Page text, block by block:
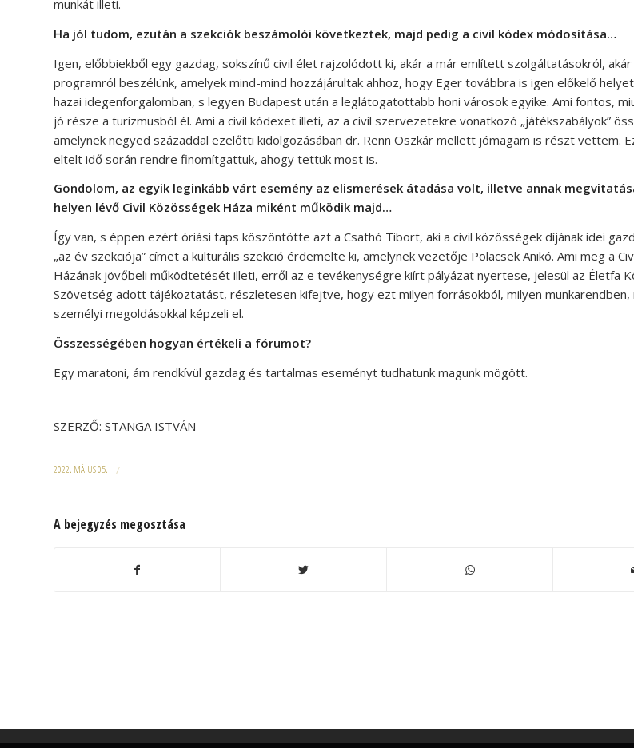
munkát illeti.
Ha jól tudom, ezután a szekciók beszámolói következtek, majd pedig a civil kódex módosítása…
Igen, előbbiekből egy gazdag, sokszínű civil élet rajzolódott ki, akár a már említett szolgáltatásokról, akár
programról beszélünk, amelyek mind-mind hozzájárultak ahhoz, hogy Eger továbbra is igen előkelő
hazai idegenforgalomban, s legyen Budapest után a leglátogatottabb honi városok egyike. Ami fontos,
jó része a turizmusból él. Ami a civil kódexet illeti, az a civil szervezetekre vonatkozó „játékszabályok”
amelynek negyed századdal ezelőtti kidolgozásában dr. Renn Oszkár mellett jómagam is részt vettem.
eltelt idő során rendre finomítgattuk, ahogy tettük most is.
Gondolom, az egyik leginkább várt esemény az elismerések átadása volt, illetve annak
helyen lévő Civil Közösségek Háza miként működik majd…
Így van, s éppen ezért óriási taps köszöntötte azt a Csathó Tibort, aki a civil közösségek díjának idei
„az év szekciója” címet a kulturális szekció érdemelte ki, amelynek vezetője Polacsek Anikó. Ami meg a
Házának jövőbeli működtetését illeti, erről az e tevékenységre kiírt pályázat nyertese, jelesül az Életfa
Szövetség adott tájékoztatást, részletesen kifejtve, hogy ezt milyen forrásokból, milyen munkarendben,
személyi megoldásokkal képzeli el.
Összességében hogyan értékeli a fórumot?
Egy maratoni, ám rendkívül gazdag és tartalmas eseményt tudhatunk magunk mögött.
SZERZŐ: STANGA ISTVÁN
2022. MÁJUS 05. /
A bejegyzés megosztása